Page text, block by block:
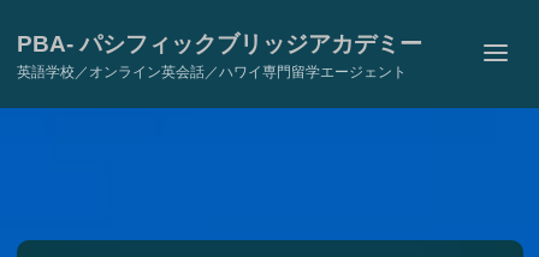
PBA- パシフィックブリッジアカデミー
英語学校／オンライン英会話／ハワイ専門留学エージェント